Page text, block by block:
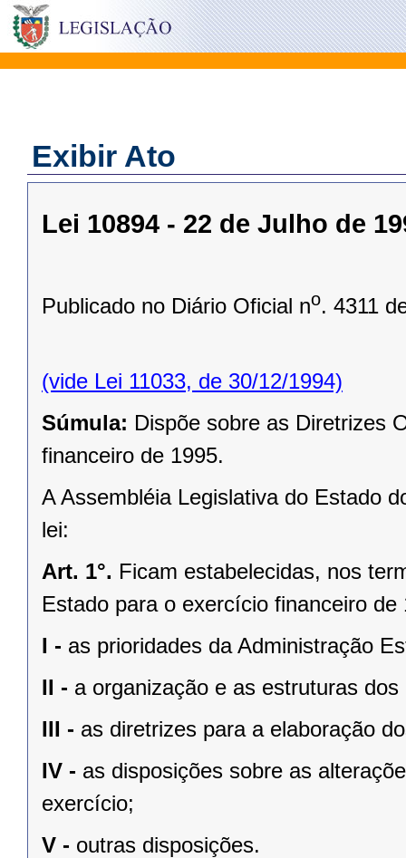
Exibir Ato
Lei 10894 - 22 de Julho de
Publicado no Diário Oficial no. 4311
(vide Lei 11033, de 30/12/1994)
Súmula: Dispõe sobre as Diretrizes
financeiro de 1995.
A Assembléia Legislativa do Estado
lei:
Art. 1°. Ficam estabelecidas, nos
Estado para o exercício financeiro
I - as prioridades da Administração
II - a organização e as estruturas
III - as diretrizes para a elaboração
IV - as disposições sobre as
exercício;
V - outras disposições.